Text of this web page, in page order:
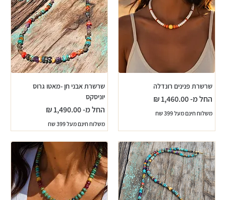
שרשרת פנינים רונדלה
החל מ-
מחיר מבצע
משלוח חינם מעל 399 שח
שרשרת אבני חן -מאטו גרוס
יוניסקס
החל מ-
מחיר מבצע
משלוח חינם מעל 399 שח